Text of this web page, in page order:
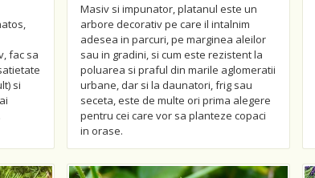
fac sa
si
Masiv si impunator, platanul este un
arbore decorativ pe care il intalnim
adesea in parcuri, pe marginea aleilor
sau in gradini, si cum este rezistent la
poluarea si praful din marile aglomeratii
urbane, dar si la daunatori, frig sau
seceta, este de multe ori prima alegere
pentru cei care vor sa planteze copaci
in orase.